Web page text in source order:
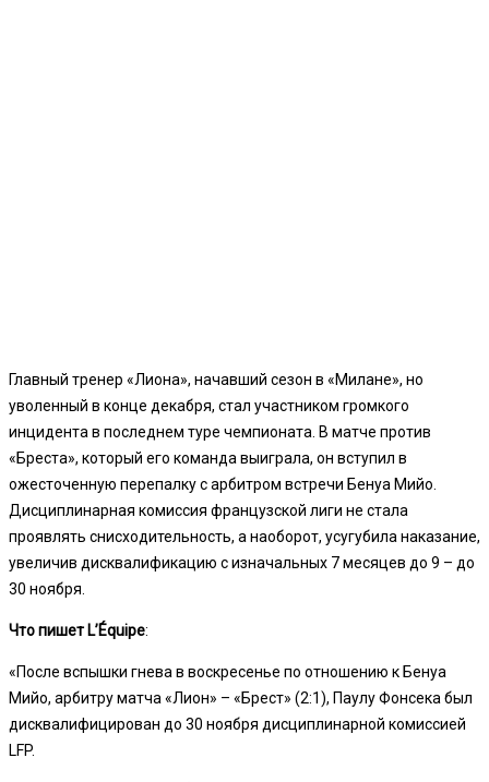
Главный тренер «Лиона», начавший сезон в «Милане», но
уволенный в конце декабря, стал участником громкого
инцидента в последнем туре чемпионата. В матче против
«Бреста», который его команда выиграла, он вступил в
ожесточенную перепалку с арбитром встречи Бенуа Мийо.
Дисциплинарная комиссия французской лиги не стала
проявлять снисходительность, а наоборот, усугубила наказание,
увеличив дисквалификацию с изначальных 7 месяцев до 9 – до
30 ноября.
Что пишет L’Équipe:
«После вспышки гнева в воскресенье по отношению к Бенуа
Мийо, арбитру матча «Лион» – «Брест» (2:1), Паулу Фонсека был
дисквалифицирован до 30 ноября дисциплинарной комиссией
LFP.